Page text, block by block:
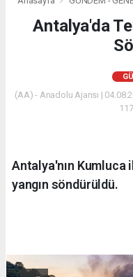
Antalya'da
(AA) - Anadolu Ajansı |
Antalya'nın Kumluca
yangın söndürüldü.